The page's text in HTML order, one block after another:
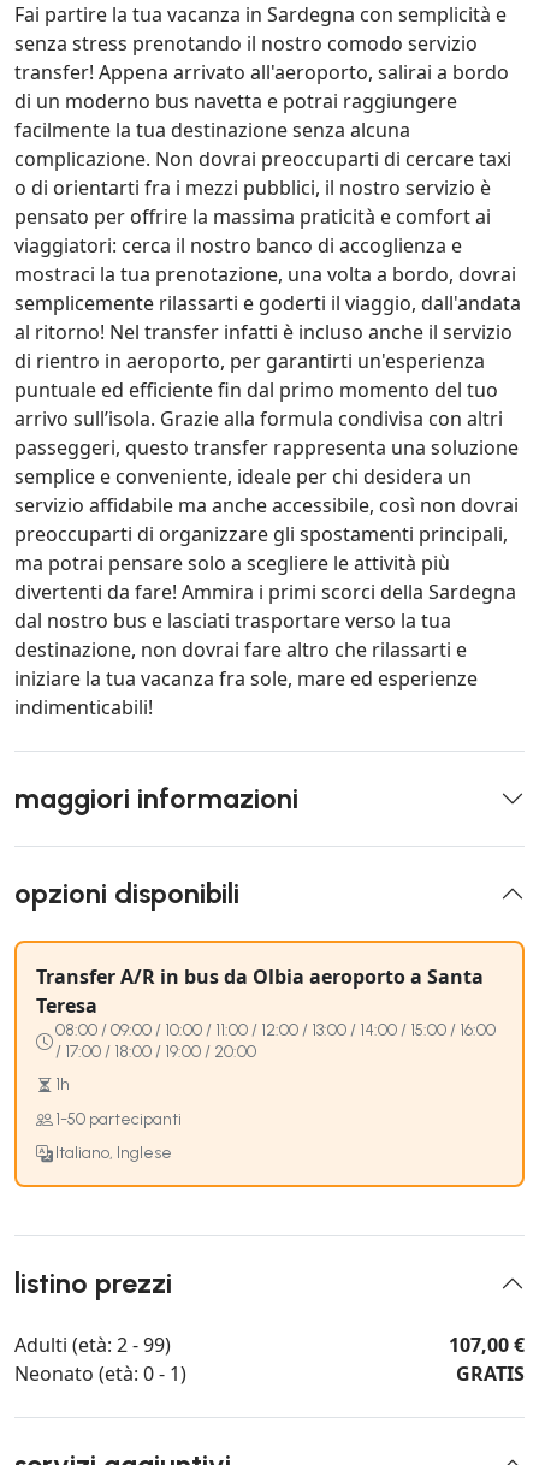
Fai partire la tua vacanza in Sardegna con semplicità e
senza stress prenotando il nostro comodo servizio
transfer! Appena arrivato all'aeroporto, salirai a bordo
di un moderno bus navetta e potrai raggiungere
facilmente la tua destinazione senza alcuna
complicazione. Non dovrai preoccuparti di cercare taxi
o di orientarti fra i mezzi pubblici, il nostro servizio è
pensato per offrire la massima praticità e comfort ai
viaggiatori: cerca il nostro banco di accoglienza e
mostraci la tua prenotazione, una volta a bordo, dovrai
semplicemente rilassarti e goderti il viaggio, dall'andata
al ritorno! Nel transfer infatti è incluso anche il servizio
di rientro in aeroporto, per garantirti un'esperienza
puntuale ed efficiente fin dal primo momento del tuo
arrivo sull’isola. Grazie alla formula condivisa con altri
passeggeri, questo transfer rappresenta una soluzione
semplice e conveniente, ideale per chi desidera un
servizio affidabile ma anche accessibile, così non dovrai
preoccuparti di organizzare gli spostamenti principali,
ma potrai pensare solo a scegliere le attività più
divertenti da fare! Ammira i primi scorci della Sardegna
dal nostro bus e lasciati trasportare verso la tua
destinazione, non dovrai fare altro che rilassarti e
iniziare la tua vacanza fra sole, mare ed esperienze
indimenticabili!
maggiori informazioni
opzioni disponibili
Transfer A/R in bus da Olbia aeroporto a Santa
Teresa
08:00 / 09:00 / 10:00 / 11:00 / 12:00 / 13:00 / 14:00 / 15:00 / 16:00
/ 17:00 / 18:00 / 19:00 / 20:00
1h
1-50 partecipanti
Italiano, Inglese
listino prezzi
Adulti (età: 2 - 99)
107,00 €
Neonato (età: 0 - 1)
GRATIS